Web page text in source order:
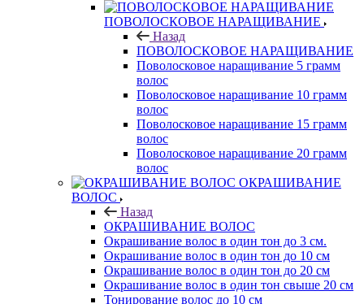
ПОВОЛОСКОВОЕ НАРАЩИВАНИЕ
Назад
ПОВОЛОСКОВОЕ НАРАЩИВАНИЕ
Поволосковое наращивание 5 грамм
волос
Поволосковое наращивание 10 грамм
волос
Поволосковое наращивание 15 грамм
волос
Поволосковое наращивание 20 грамм
волос
ОКРАШИВАНИЕ
ВОЛОС
Назад
ОКРАШИВАНИЕ ВОЛОС
Окрашивание волос в один тон до 3 см.
Окрашивание волос в один тон до 10 см
Окрашивание волос в один тон до 20 см
Окрашивание волос в один тон свыше 20 см
Тонирование волос до 10 см